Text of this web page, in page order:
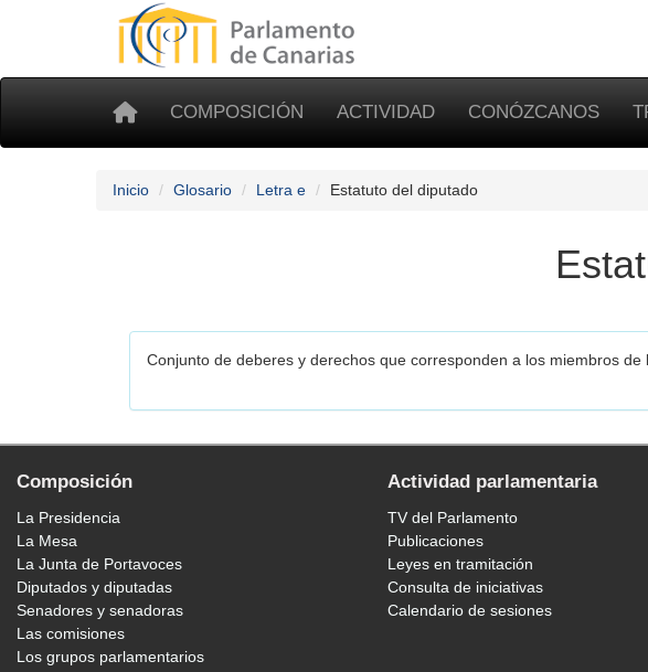
COMPOSICIÓN ACTIVIDAD CONÓZCANOS
Inicio Glosario Letra e Estatuto del diputado
Conjunto de deberes y derechos que corresponden a los miembros de
Composición
La Presidencia
La Mesa
La Junta de Portavoces
Diputados y diputadas
Senadores y senadoras
Las comisiones
Los grupos parlamentarios
Actividad parlamentaria
TV del Parlamento
Publicaciones
Leyes en tramitación
Consulta de iniciativas
Calendario de sesiones